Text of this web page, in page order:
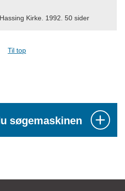
Kirke. 1992. 50 sider
Til top
søgemaskinen